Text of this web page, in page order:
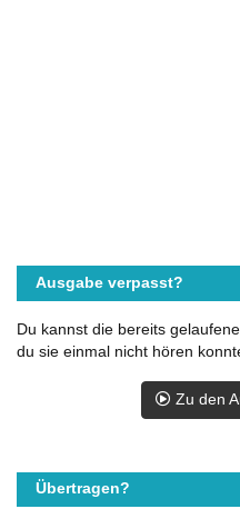
Ausgabe verpasst?
Du kannst die bereits
du sie einmal nicht hören
Zu den
Übertragen?